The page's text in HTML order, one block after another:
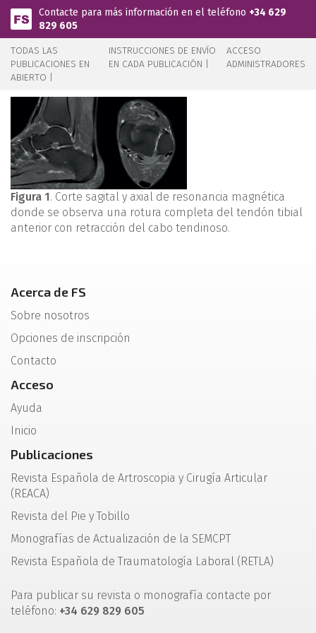
Pasar al contenido principal
Contacte para más información en el teléfono +34 629
829 605
TODAS LAS
PUBLICACIONES EN
ABIERTO |
INSTRUCCIONES DE ENVÍO
EN CADA PUBLICACIÓN |
ACCESO
ADMINISTRADORES
Figura 1. Corte sagital y axial de resonancia magnética
donde se observa una rotura completa del tendón tibial
anterior con retracción del cabo tendinoso.
Acerca de FS
Sobre nosotros
Opciones de inscripción
Contacto
Acceso
Ayuda
Inicio
Publicaciones
Revista Española de Artroscopia y Cirugía Articular
(REACA)
Revista del Pie y Tobillo
Monografías de Actualización de la SEMCPT
Revista Española de Traumatología Laboral (RETLA)
Para publicar su revista o monografía contacte por
teléfono: +34 629 829 605